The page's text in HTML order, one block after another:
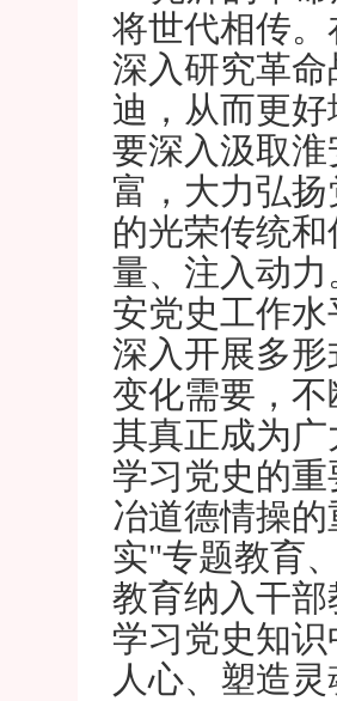
将世代相传
深入研究革
迪，从而更
要深入汲取
富，大力弘
的光荣传统
量、注入动
安党史工作
深入开展多
变化需要，
其真正成为
学习党史的
冶道德情操
实"专题教育
教育纳入干
学习党史知
人心、塑造